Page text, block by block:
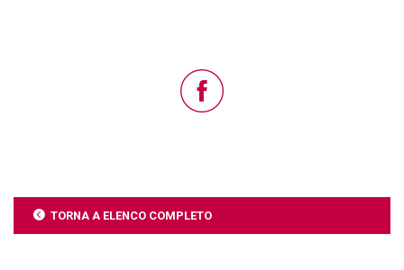
TORNA A ELENCO COMPLETO